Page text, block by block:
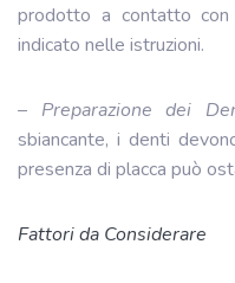
prodotto a contatto
indicato nelle istruzioni.
– Preparazione dei
sbiancante, i denti
presenza di placca può
Fattori da Considerare